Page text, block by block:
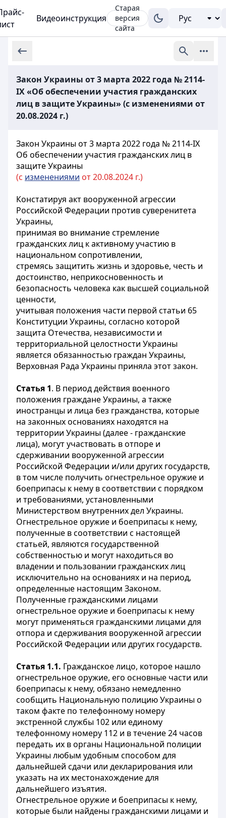
Видеоинструкция
Старая
версия
сайта
Закон Украины от 3 марта 2022 года № 2114-
IX «Об обеспечении участия гражданских
лиц в защите Украины» (с изменениями от
20.08.2024 г.)
Закон Украины от 3 марта 2022 года № 2114-IX
Об обеспечении участия гражданских лиц в
защите Украины
(с изменениями от 20.08.2024 г.)
Констатируя акт вооруженной агрессии
Российской Федерации против суверенитета
Украины,
принимая во внимание стремление
гражданских лиц к активному участию в
национальном сопротивлении,
стремясь защитить жизнь и здоровье, честь и
достоинство, неприкосновенность и
безопасность человека как высшей социальной
ценности,
учитывая положения части первой статьи 65
Конституции Украины, согласно которой
защита Отечества, независимости и
территориальной целостности Украины
является обязанностью граждан Украины,
Верховная Рада Украины приняла этот закон.
Статья 1. В период действия военного
положения граждане Украины, а также
иностранцы и лица без гражданства, которые
на законных основаниях находятся на
территории Украины (далее - гражданские
лица), могут участвовать в отпоре и
сдерживании вооруженной агрессии
Российской Федерации и/или других государств,
в том числе получить огнестрельное оружие и
боеприпасы к нему в соответствии с порядком
и требованиями, установленными
Министерством внутренних дел Украины.
Огнестрельное оружие и боеприпасы к нему,
полученные в соответствии с настоящей
статьей, являются государственной
собственностью и могут находиться во
владении и пользовании гражданских лиц
исключительно на основаниях и на период,
определенные настоящим Законом.
Полученные гражданскими лицами
огнестрельное оружие и боеприпасы к нему
могут применяться гражданскими лицами для
отпора и сдерживания вооруженной агрессии
Российской Федерации или других государств.
Статья 1.1. Гражданское лицо, которое нашло
огнестрельное оружие, его основные части или
боеприпасы к нему, обязано немедленно
сообщить Национальную полицию Украины о
таком факте по телефонному номеру
экстренной службы 102 или единому
телефонному номеру 112 и в течение 24 часов
передать их в органы Национальной полиции
Украины любым удобным способом для
дальнейшей сдачи или декларирования или
указать на их местонахождение для
дальнейшего изъятия.
Огнестрельное оружие и боеприпасы к нему,
которые были найдены гражданскими лицами и